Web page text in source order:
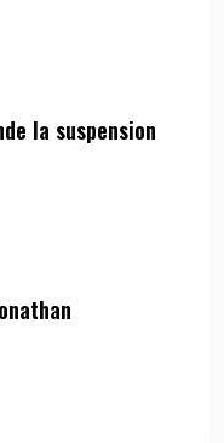
la suspension